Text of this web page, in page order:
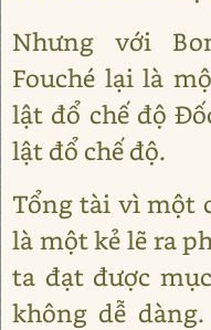
Nhưng với
Fouché lại là
lật đổ chế độ
lật đổ chế độ.
Tổng tài vì một
là một kẻ lẽ ra
ta đạt được
không dễ